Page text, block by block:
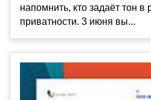
напомнить, кто задаёт тон в
приватности. 3 июня вы...